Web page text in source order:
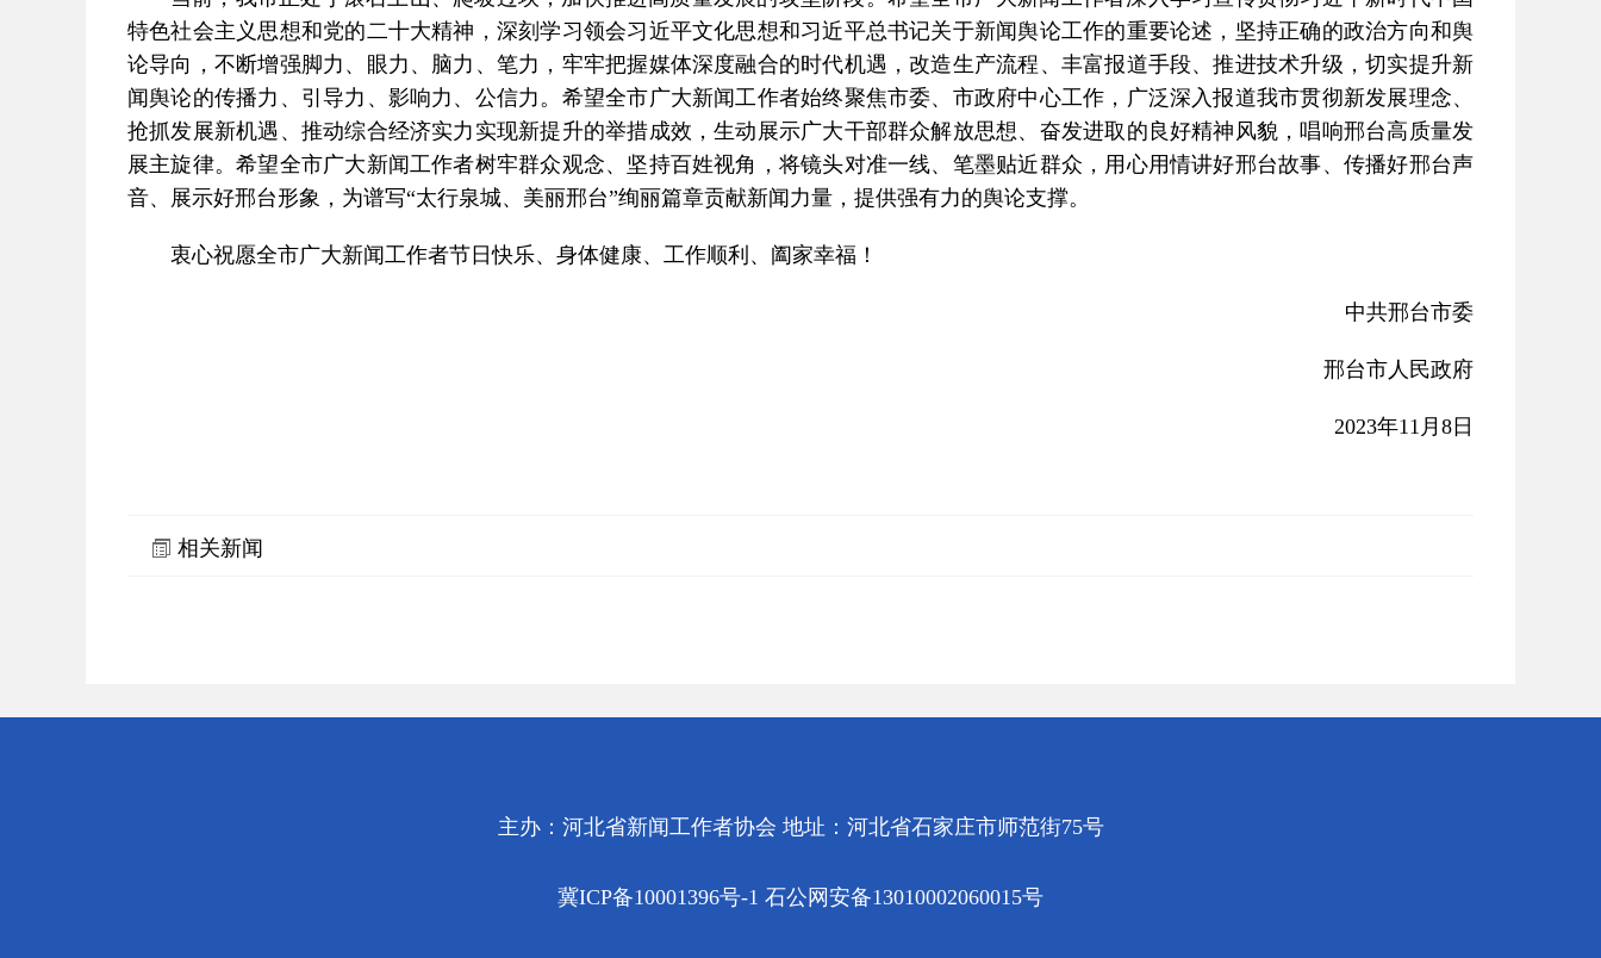
特色社会主义思想和党的二十大精神，深刻学习领会习近平文化思想和习近平总书记关于新闻舆论工作的重要论述，坚持正确的政治方向和舆
论导向，不断增强脚力、眼力、脑力、笔力，牢牢把握媒体深度融合的时代机遇，改造生产流程、丰富报道手段、推进技术升级，切实提升新
闻舆论的传播力、引导力、影响力、公信力。希望全市广大新闻工作者始终聚焦市委、市政府中心工作，广泛深入报道我市贯彻新发展理念、
抢抓发展新机遇、推动综合经济实力实现新提升的举措成效，生动展示广大干部群众解放思想、奋发进取的良好精神风貌，唱响邢台高质量发
展主旋律。希望全市广大新闻工作者树牢群众观念、坚持百姓视角，将镜头对准一线、笔墨贴近群众，用心用情讲好邢台故事、传播好邢台声
音、展示好邢台形象，为谱写“太行泉城、美丽邢台”绚丽篇章贡献新闻力量，提供强有力的舆论支撑。
衷心祝愿全市广大新闻工作者节日快乐、身体健康、工作顺利、阖家幸福！
中共邢台市委
邢台市人民政府
2023年11月8日
相关新闻
主办：河北省新闻工作者协会 地址：河北省石家庄市师范街75号
冀ICP备10001396号-1 石公网安备13010002060015号